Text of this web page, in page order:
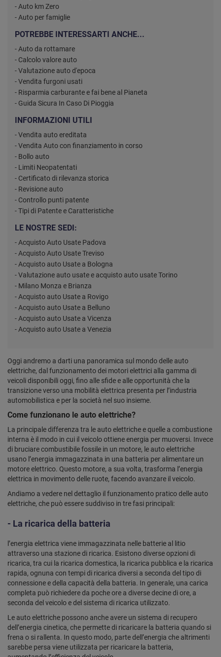
- Auto km Zero
- Auto per famiglie
POTREBBE INTERESSARTI ANCHE...
- Auto da rottamare
- Calcolo valore auto
- Valutazione auto d'epoca
- Vendita furgoni usati
- Risparmia carburante e fai bene al Pianeta
- Guida Sicura In Caso Di Pioggia
INFORMAZIONI UTILI
- Vendita auto ereditata
- Vendita Auto con finanziamento in corso
- Bollo auto
- Limiti Neopatentati
- Certificato di rilevanza storica
- Revisione auto
- Controllo punti patente
- Tipi di Patente e Caratteristiche
LE NOSTRE SEDI:
- Acquisto Auto Usate Padova
- Acquisto Auto Usate Treviso
- Acquisto auto Usate a Bologna
- Valutazione auto usate e acquisto auto usate Torino
- Milano Monza e Brianza
- Acquisto auto Usate a Rovigo
- Acquisto auto Usate a Belluno
- Acquisto auto Usate a Vicenza
- Acquisto auto Usate a Venezia
Oggi andremo a darti una panoramica sul mondo delle auto
elettriche, dal funzionamento dei motori elettrici alla gamma di
veicoli disponibili oggi, fino alle sfide e alle opportunità che la
transizione verso una mobilità elettrica presenta per l’industria
automobilistica e per la società nel suo insieme.
Come funzionano le auto elettriche?
La principale differenza tra le auto elettriche e quelle a combustione
interna è il modo in cui il veicolo ottiene energia per muoversi. Invece
di bruciare combustibile fossile in un motore, le auto elettriche
usano l’energia immagazzinata in una batteria per alimentare un
motore elettrico. Questo motore, a sua volta, trasforma l’energia
elettrica in movimento delle ruote, facendo avanzare il veicolo.
Andiamo a vedere nel dettaglio il funzionamento pratico delle auto
elettriche, che può essere suddiviso in tre fasi principali:
- La ricarica della batteria
l’energia elettrica viene immagazzinata nelle batterie al litio
attraverso una stazione di ricarica. Esistono diverse opzioni di
ricarica, tra cui la ricarica domestica, la ricarica pubblica e la ricarica
rapida, ognuna con tempi di ricarica diversi a seconda del tipo di
connessione e della capacità della batteria. In generale, una carica
completa può richiedere da poche ore a diverse decine di ore, a
seconda del veicolo e del sistema di ricarica utilizzato.
Le auto elettriche possono anche avere un sistema di recupero
dell’energia cinetica, che permette di ricaricare la batteria quando si
frena o si rallenta. In questo modo, parte dell’energia che altrimenti
sarebbe persa viene utilizzata per ricaricare la batteria,